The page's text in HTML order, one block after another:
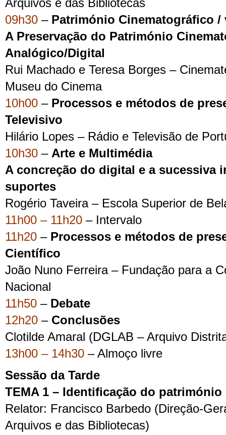
Arquivos e das Bibliotecas
09h30 – Património Cinematográfico /
A Preservação do Património
Analógico/Digital
Rui Machado e Teresa Borges –
Museu do Cinema
10h00 – Processos e métodos de
Televisivo
Hilário Lopes – Rádio e Televisão de
10h30 – Arte e Multimédia
A concreção do digital e a sucessiva
suportes
Rogério Taveira – Escola Superior de
11h00 – 11h20 – Intervalo
11h20 – Processos e métodos de
Científico
João Nuno Ferreira – Fundação para a
Nacional
11h50 – Debate
12h20 – Conclusões
Clotilde Amaral (DGLAB – Arquivo
13h00 – 14h30 – Almoço livre
Sessão da Tarde
TEMA 1 – Identificação do
Relator: Francisco Barbedo (Direção-
Arquivos e das Bibliotecas)